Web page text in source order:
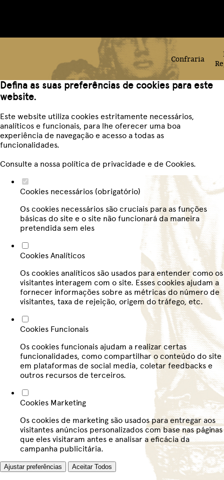
Defina as suas preferências de cookies para este
website.
Este website utiliza cookies estritamente necessários,
analíticos e funcionais, para lhe oferecer uma boa
experiência de navegação e acesso a todas as
funcionalidades.
Consulte a nossa política de privacidade e de Cookies.
Cookies necessários (obrigatório)
Os cookies necessários são cruciais para as funções
básicas do site e o site não funcionará da maneira
pretendida sem eles
Cookies Analíticos
Os cookies analíticos são usados para entender como os
visitantes interagem com o site. Esses cookies ajudam a
fornecer informações sobre as métricas do número de
visitantes, taxa de rejeição, origem do tráfego, etc.
Cookies Funcionais
Os cookies funcionais ajudam a realizar certas
funcionalidades, como compartilhar o conteúdo do site
em plataformas de social media, coletar feedbacks e
outros recursos de terceiros.
Cookies Marketing
Os cookies de marketing são usados para entregar aos
visitantes anúncios personalizados com base nas páginas
que eles visitaram antes e analisar a eficácia da
campanha publicitária.
Ajustar preferências Aceitar Todos
Confraria